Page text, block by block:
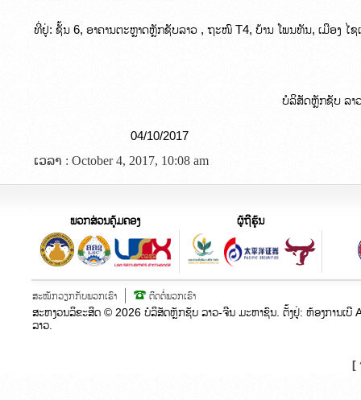
ທີ່ຢູ່: ຊັ້ນ 6, ອາຄານຕະຫຼາດຫຼັກຊັບລາວ , ຖະໜົ T4, ບ້ານ ໂພນທັນ, ເມືອງ
ບໍລິສັດຫຼັກຊັບ ລາວ-ຈີນ ຈ
04/10/2017
ເວລາ : October 4, 2017, 10:08 am
ພວກສ່ວນຄຸ້ມຄອງ ຜູ້ຖືຮຸ້ນ
ສະໝັກວຽກກັບພວກເຮົາ ຕິດຕໍ່ພວກເຮົາ
ສະຫງວນລິຂະສິດ © 2026 ບໍລິສັດຫຼັກຊັບ ລາວ-ຈີນ ມະຫາຊົນ. ຕັ້ງຢູ່:​ ຫ້ອງການເບີ
ລາວ.
[